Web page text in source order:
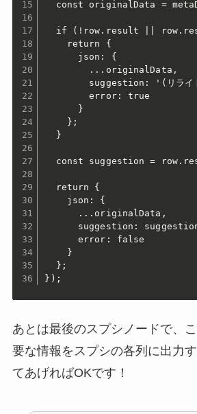
const originalData =
if (!row.result ||
    return {
      json: {
        ...originalData,
suggestion: '(リライ
        error: true
      }
    };
  }
const suggestion =
  return {
    json: {
      ...originalData,
suggestion:
      error: false
    }
  };
});
あとは最後のスプシノードで、
要な情報をスプシの各列に出力
てあげればOKです！